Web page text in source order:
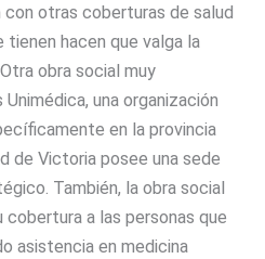
otras coberturas de salud
hacen que valga la
obra social muy
una organización
en la provincia
de Victoria posee una sede
También, la obra social
a las personas que
asistencia en medicina